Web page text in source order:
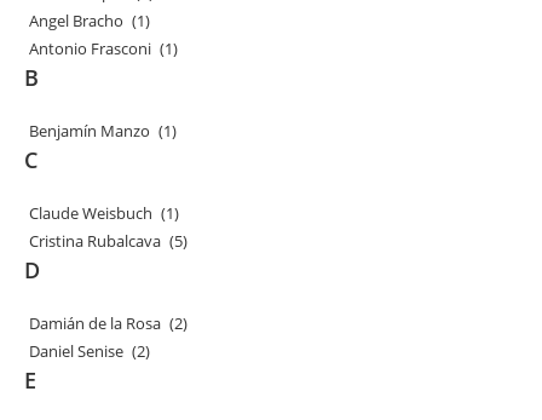
Angel Bracho (1)
Antonio Frasconi (1)
B
Benjamín Manzo (1)
C
Claude Weisbuch (1)
Cristina Rubalcava (5)
D
Damián de la Rosa (2)
Daniel Senise (2)
E